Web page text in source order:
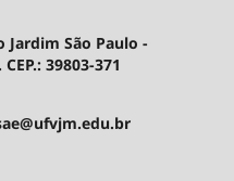
Jardim São Paulo -
39803-371